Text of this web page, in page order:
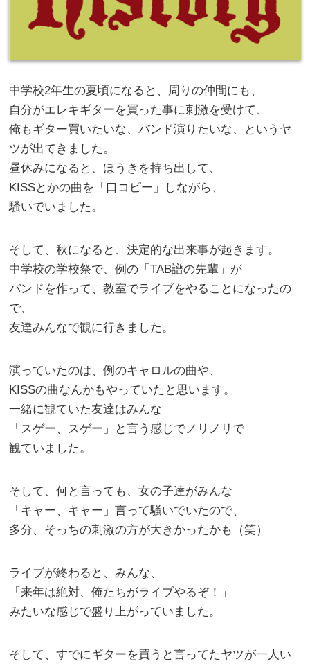
中学校2年生の夏頃になると、周りの仲間にも、
自分がエレキギターを買った事に刺激を受けて、
俺もギター買いたいな、バンド演りたいな、というヤ
ツが出てきました。
昼休みになると、ほうきを持ち出して、
KISSとかの曲を「口コピー」しながら、
騒いでいました。
そして、秋になると、決定的な出来事が起きます。
中学校の学校祭で、例の「TAB譜の先輩」が
バンドを作って、教室でライブをやることになったの
で、
友達みんなで観に行きました。
演っていたのは、例のキャロルの曲や、
KISSの曲なんかもやっていたと思います。
一緒に観ていた友達はみんな
「スゲー、スゲー」と言う感じでノリノリで
観ていました。
そして、何と言っても、女の子達がみんな
「キャー、キャー」言って騒いでいたので、
多分、そっちの刺激の方が大きかったかも（笑）
ライブが終わると、みんな、
「来年は絶対、俺たちがライブやるぞ！」
みたいな感じで盛り上がっていました。
そして、すでにギターを買うと言ってたヤツが一人い